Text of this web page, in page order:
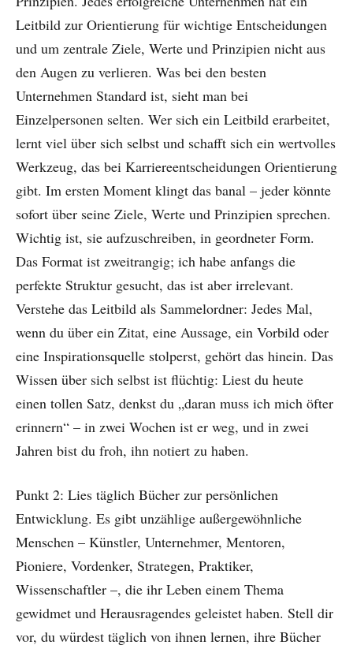
Leitbild zur Orientierung für wichtige Entscheidungen
und um zentrale Ziele, Werte und Prinzipien nicht aus
den Augen zu verlieren. Was bei den besten
Unternehmen Standard ist, sieht man bei
Einzelpersonen selten. Wer sich ein Leitbild erarbeitet,
lernt viel über sich selbst und schafft sich ein wertvolles
Werkzeug, das bei Karriereentscheidungen Orientierung
gibt. Im ersten Moment klingt das banal – jeder könnte
sofort über seine Ziele, Werte und Prinzipien sprechen.
Wichtig ist, sie aufzuschreiben, in geordneter Form.
Das Format ist zweitrangig; ich habe anfangs die
perfekte Struktur gesucht, das ist aber irrelevant.
Verstehe das Leitbild als Sammelordner: Jedes Mal,
wenn du über ein Zitat, eine Aussage, ein Vorbild oder
eine Inspirationsquelle stolperst, gehört das hinein. Das
Wissen über sich selbst ist flüchtig: Liest du heute
einen tollen Satz, denkst du „daran muss ich mich öfter
erinnern“ – in zwei Wochen ist er weg, und in zwei
Jahren bist du froh, ihn notiert zu haben.
Punkt 2: Lies täglich Bücher zur persönlichen
Entwicklung. Es gibt unzählige außergewöhnliche
Menschen – Künstler, Unternehmer, Mentoren,
Pioniere, Vordenker, Strategen, Praktiker,
Wissenschaftler –, die ihr Leben einem Thema
gewidmet und Herausragendes geleistet haben. Stell dir
vor, du würdest täglich von ihnen lernen, ihre Bücher